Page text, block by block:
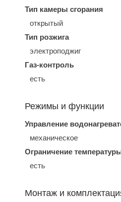
Тип камеры сгорания
открытый
Тип розжига
электроподжиг
Газ-контроль
есть
Режимы и функции
Управление
механическое
Ограничение
есть
Монтаж и